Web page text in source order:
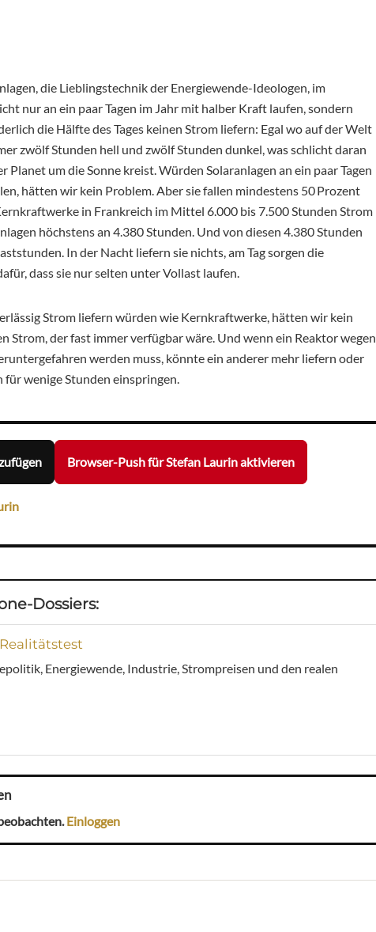
die Lieblingstechnik der Energiewende-Ideologen, im
nur an ein paar Tagen im Jahr mit halber Kraft laufen, sondern
die Hälfte des Tages keinen Strom liefern: Egal wo auf der Welt
zwölf Stunden hell und zwölf Stunden dunkel, was schlicht daran
Planet um die Sonne kreist. Würden Solaranlagen an ein paar Tagen
hätten wir kein Problem. Aber sie fallen mindestens 50 Prozent
in Frankreich im Mittel 6.000 bis 7.500 Stunden Strom
höchstens an 4.380 Stunden. Und von diesen 4.380 Stunden
In der Nacht liefern sie nichts, am Tag sorgen die
dass sie nur selten unter Vollast laufen.
Strom liefern würden wie Kernkraftwerke, hätten wir kein
Strom, der fast immer verfügbar wäre. Und wenn ein Reaktor wegen
werden muss, könnte ein anderer mehr liefern oder
wenige Stunden einspringen.
Browser-Push für Stefan Laurin aktivieren
Dossiers:
Energiewende, Industrie, Strompreisen und den realen
Einloggen